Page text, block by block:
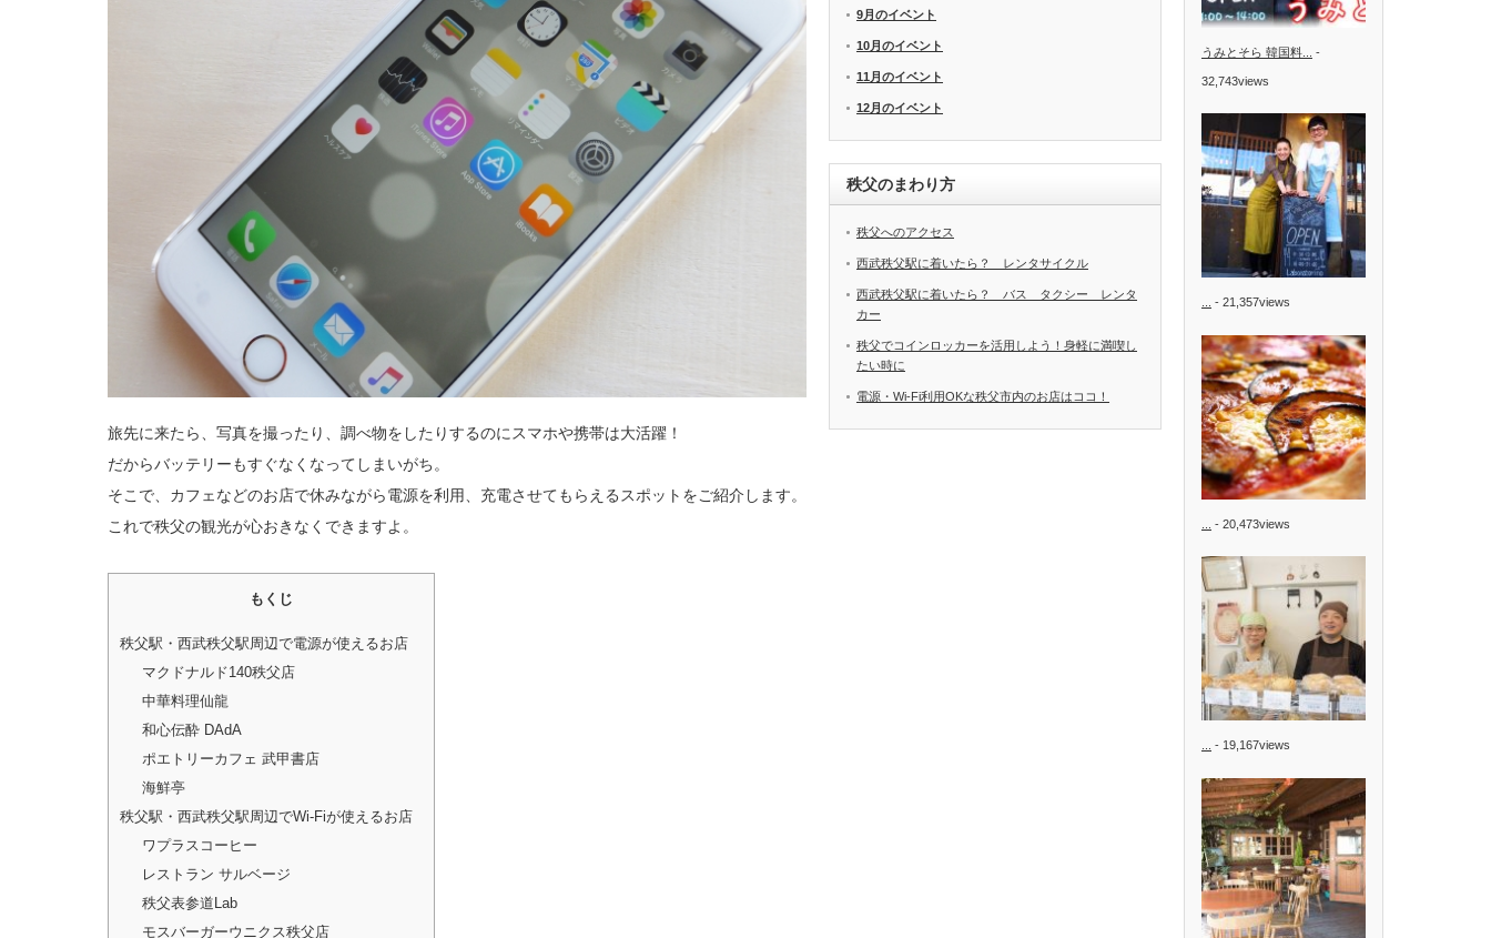
旅先に来たら、写真を撮ったり、調べ物をしたりするのにスマホや携帯は大活躍！
だからバッテリーもすぐなくなってしまいがち。
そこで、カフェなどのお店で休みながら電源を利用、充電させてもらえるスポットをご紹介します。
これで秩父の観光が心おきなくできますよ。
もくじ
秩父駅・西武秩父駅周辺で電源が使えるお店
マクドナルド140秩父店
中華料理仙龍
和心伝酔 DAdA
ポエトリーカフェ 武甲書店
海鮮亭
秩父駅・西武秩父駅周辺でWi-Fiが使えるお店
ワプラスコーヒー
レストラン サルベージ
秩父表参道Lab
モスバーガーウニクス秩父店
9月のイベント
10月のイベント
11月のイベント
12月のイベント
秩父のまわり方
秩父へのアクセス
西武秩父駅に着いたら？ レンタサイクル
西武秩父駅に着いたら？ バス タクシー レンタ
カー
秩父でコインロッカーを活用しよう！身軽に満喫し
たい時に
電源・Wi-Fi利用OKな秩父市内のお店はココ！
うみとそら 韓国料... -
32,743views
- 21,357views
- 20,473views
- 19,167views